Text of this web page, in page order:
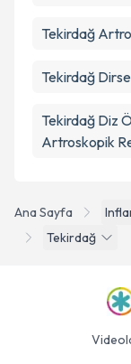
Ana Sayfa
Tekirdağ
Tekirdağ
Tekirdağ
Tekirdağ Diz
Artroskopik